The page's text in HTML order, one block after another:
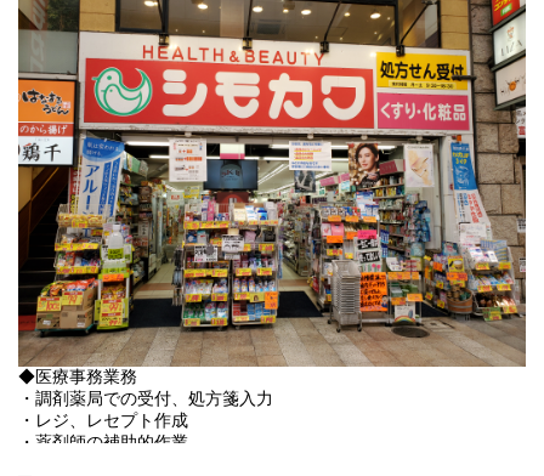
3)雇用期間1年（原則更新）
※正社員登用は入社3ヵ月後を予定（個人の能力に依る）
◆医療事務業務
・調剤薬局での受付、処方箋入力
・レジ、レセプト作成
・薬剤師の補助的作業